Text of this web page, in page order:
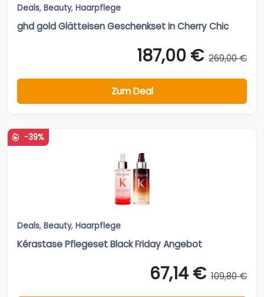
Deals, Beauty, Haarpflege
ghd gold Glätteisen Geschenkset in Cherry Chic
187,00 € 269,00 €
Zum Deal
-39%
Deals, Beauty, Haarpflege
Kérastase Pflegeset Black Friday Angebot
67,14 € 109,80 €